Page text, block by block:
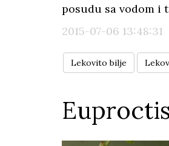
posudu sa vodom i
2015-07-06 13:48:31
Lekovito bilje